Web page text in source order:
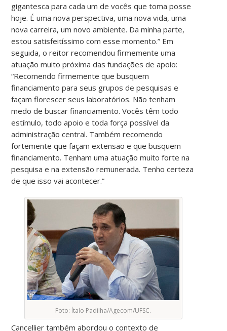
gigantesca para cada um de vocês que toma posse
hoje. É uma nova perspectiva, uma nova vida, uma
nova carreira, um novo ambiente. Da minha parte,
estou satisfeitíssimo com esse momento.” Em
seguida, o reitor recomendou firmemente uma
atuação muito próxima das fundações de apoio:
“Recomendo firmemente que busquem
financiamento para seus grupos de pesquisas e
façam florescer seus laboratórios. Não tenham
medo de buscar financiamento. Vocês têm todo
estímulo, todo apoio e toda força possível da
administração central. Também recomendo
fortemente que façam extensão e que busquem
financiamento. Tenham uma atuação muito forte na
pesquisa e na extensão remunerada. Tenho certeza
de que isso vai acontecer.”
Foto: Ítalo Padilha/Agecom/UFSC.
Cancellier também abordou o contexto de